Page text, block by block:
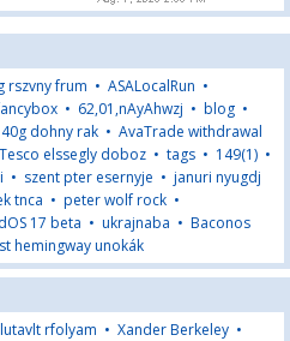
rszvny frum • ASALocalRun •
• 62,01,nAyAhwzj • blog •
40g dohny rak • AvaTrade withdrawal
Tesco elssegly doboz • tags • 149(1) •
• szent pter esernyje • januri nyugdj
tnca • peter wolf rock •
17 beta • ukrajnaba • Baconos
hemingway unokák
rfolyam • Xander Berkeley •